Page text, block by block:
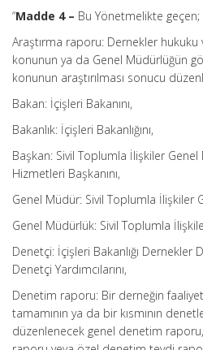
“Madde 4 – Bu Yönetmelikte geçen;
Araştırma raporu: Dernekler hukuku
konunun ya da Genel Müdürlüğün
konunun araştırılması sonucu
Bakan: İçişleri Bakanını,
Bakanlık: İçişleri Bakanlığını,
Başkan: Sivil Toplumla İlişkiler
Hizmetleri Başkanını,
Genel Müdür: Sivil Toplumla İlişkiler
Genel Müdürlük: Sivil Toplumla
Denetçi: İçişleri Bakanlığı Dernekler
Denetçi Yardımcılarını,
Denetim raporu: Bir derneğin
tamamının ya da bir kısmının
düzenlenecek genel denetim